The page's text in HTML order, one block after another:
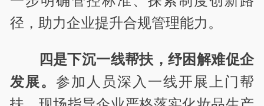
径，助力企业提升合规管理能力。
四是下沉一线帮扶，纾困解难促企
发展。 参加人员深入一线开展上门帮